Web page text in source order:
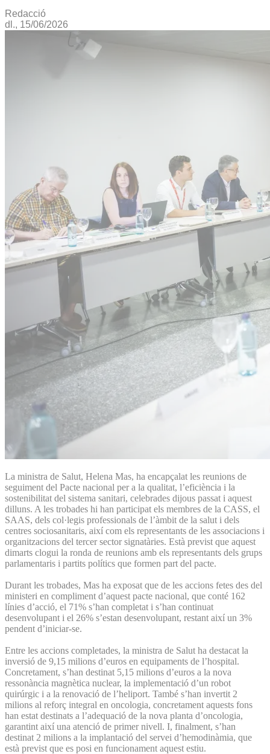
Redacció
dl., 15/06/2026
La ministra de Salut, Helena Mas, ha encapçalat les reunions de
seguiment del Pacte nacional per a la qualitat, l’eficiència i la
sostenibilitat del sistema sanitari, celebrades dijous passat i aquest
dilluns. A les trobades hi han participat els membres de la CASS, el
SAAS, dels col·legis professionals de l’àmbit de la salut i dels
centres sociosanitaris, així com els representants de les associacions i
organitzacions del tercer sector signatàries. Està previst que aquest
dimarts clogui la ronda de reunions amb els representants dels grups
parlamentaris i partits polítics que formen part del pacte.
Durant les trobades, Mas ha exposat que de les accions fetes des del
ministeri en compliment d’aquest pacte nacional, que conté 162
línies d’acció, el 71% s’han completat i s’han continuat
desenvolupant i el 26% s’estan desenvolupant, restant així un 3%
pendent d’iniciar-se.
Entre les accions completades, la ministra de Salut ha destacat la
inversió de 9,15 milions d’euros en equipaments de l’hospital.
Concretament, s’han destinat 5,15 milions d’euros a la nova
ressonància magnètica nuclear, la implementació d’un robot
quirúrgic i a la renovació de l’heliport. També s’han invertit 2
milions al reforç integral en oncologia, concretament aquests fons
han estat destinats a l’adequació de la nova planta d’oncologia,
garantint així una atenció de primer nivell. I, finalment, s’han
destinat 2 milions a la implantació del servei d’hemodinàmia, que
està previst que es posi en funcionament aquest estiu.